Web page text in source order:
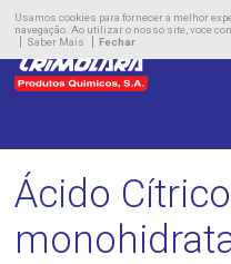
Usamos cookies para fornecer a melhor
navegação. Ao utilizar o nosso site, voce
Saber Mais
Fechar
Ácido Cítrico